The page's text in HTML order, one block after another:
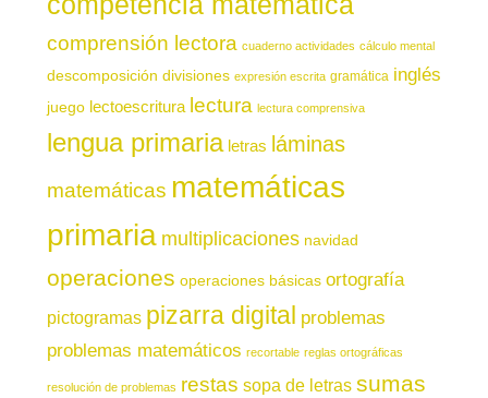
comprensión lectora cuaderno actividades cálculo mental
descomposición divisiones expresión escrita gramática inglés
juego lectoescritura lectura lectura comprensiva
lengua primaria letras láminas
matemáticas matemáticas
primaria multiplicaciones navidad
operaciones operaciones básicas ortografía
pictogramas pizarra digital problemas
problemas matemáticos recortable reglas ortográficas
resolución de problemas restas sopa de letras sumas